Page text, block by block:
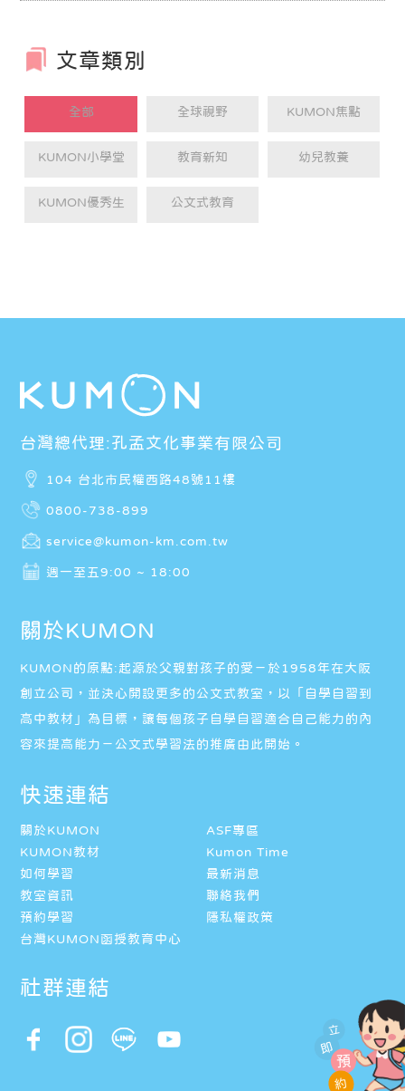
文章類別
全部 全球視野 KUMON焦點
KUMON小學堂 教育新知 幼兒教養
KUMON優秀生 公文式教育
立
即
預
約
台灣總代理:孔孟文化事業有限公司
104 台北市民權西路48號11樓
0800-738-899
service@kumon-km.com.tw
週一至五9:00 ~ 18:00
關於KUMON
KUMON的原點:起源於父親對孩子的愛－於1958年在大阪
創立公司，並決心開設更多的公文式教室，以「自學自習到
高中教材」為目標，讓每個孩子自學自習適合自己能力的內
容來提高能力－公文式學習法的推廣由此開始。
快速連結
關於KUMON
ASF專區
KUMON教材
Kumon Time
如何學習
最新消息
教室資訊
聯絡我們
預約學習
隱私權政策
台灣KUMON函授教育中心
社群連結